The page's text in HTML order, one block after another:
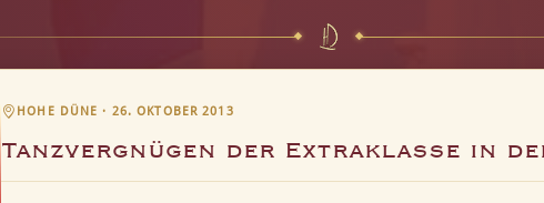
HOHE DÜNE · 26. OKTOBER 2013
Tanzvergnügen der Extraklasse in